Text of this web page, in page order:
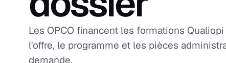
Les OPCO financent les formations
l'offre, le programme et les pièces
demande.